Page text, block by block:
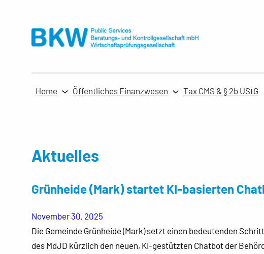
springen
Home Öffentliches Finanzwesen Tax CMS & § 2b UStG
Aktuelles
Grünheide (Mark) startet KI-basierten
November 30, 2025
Die Gemeinde Grünheide (Mark) setzt einen bedeutenden
des MdJD kürzlich den neuen, KI-gestützten Chatbot der